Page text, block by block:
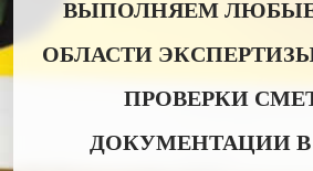
ВЫПОЛНЯЕМ ЛЮБЫЕ
ОБЛАСТИ
ПРОВЕРКИ
ДОКУМЕНТАЦИИ